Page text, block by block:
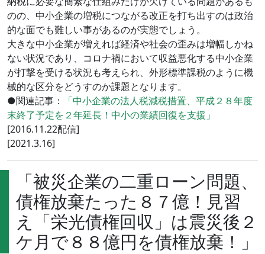
のの、中小企業の増税につながる改正を打ち出すのは政治
的な面でも難しい事があるのが実態でしょう。
大きな中小企業が増えれば経済や社会の歪みは増幅しかね
ない状況であり、コロナ禍において収益悪化する中小企業
が打撃を受ける状況も考えられ、外形標準課税のように機
械的な区分をどうすのか課題となります。
●関連記事：
「中小企業の法人税減税措置、平成２８年度
末終了予定を２年延長！中小の業績回復を支援」
[2016.11.22配信]
[2021.3.16]
「被災企業の二重ローン問題、
債権放棄たった８７億！見習
え「栄光債権回収」は震災後２
ケ月で８８億円を債権放棄！」